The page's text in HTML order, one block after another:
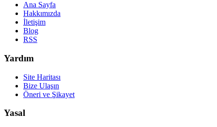
Ana Sayfa
Hakkımızda
İletişim
Blog
RSS
Yardım
Site Haritası
Bize Ulaşın
Öneri ve Şikayet
Yasal